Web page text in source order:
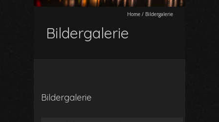
Home / Bildergalerie
Bildergalerie
Bildergalerie